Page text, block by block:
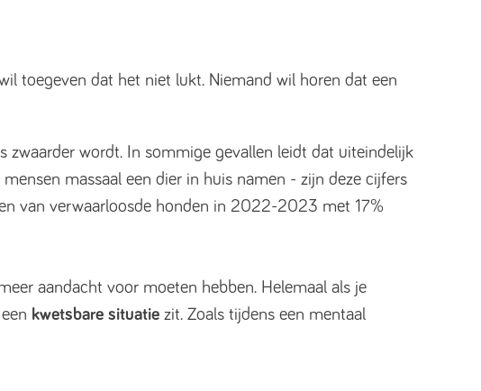
toegeven dat het niet lukt. Niemand wil horen dat een
zwaarder wordt. In sommige gevallen leidt dat uiteindelijk
massaal een dier in huis namen - zijn deze cijfers
van verwaarloosde honden in 2022-2023 met 17%
aandacht voor moeten hebben. Helemaal als je
kwetsbare situatie zit. Zoals tijdens een mentaal